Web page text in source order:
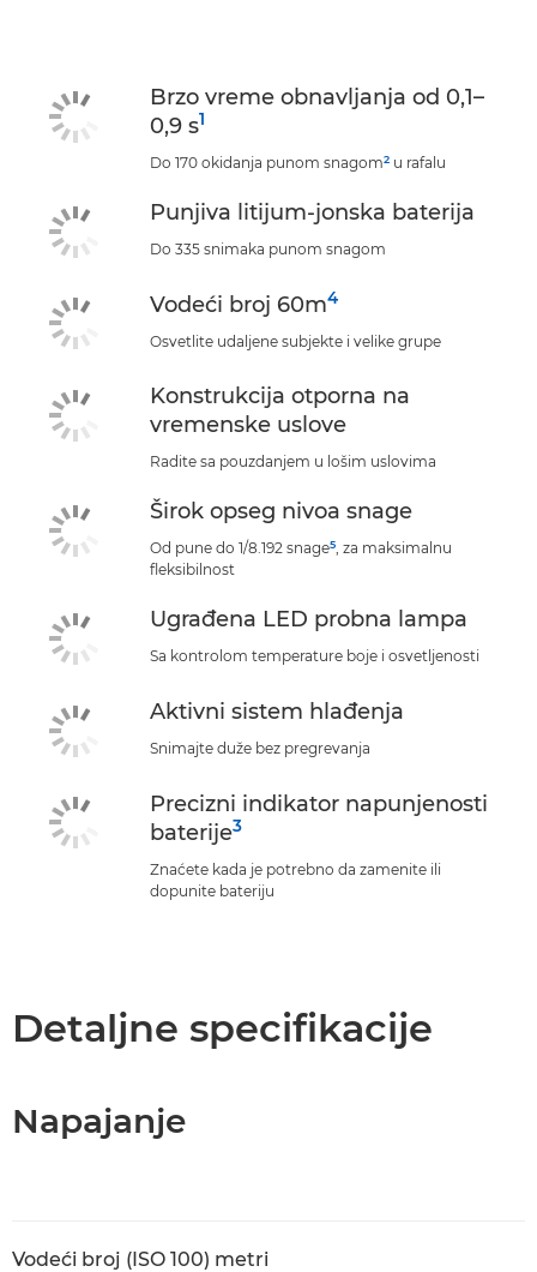
Brzo vreme obnavljanja od 0,1–
0,9 s1
Do 170 okidanja punom snagom2 u rafalu
Punjiva litijum-jonska baterija
Do 335 snimaka punom snagom
Vodeći broj 60m4
Osvetlite udaljene subjekte i velike grupe
Konstrukcija otporna na
vremenske uslove
Radite sa pouzdanjem u lošim uslovima
Širok opseg nivoa snage
Od pune do 1/8.192 snage5, za maksimalnu
fleksibilnost
Ugrađena LED probna lampa
Sa kontrolom temperature boje i osvetljenosti
Aktivni sistem hlađenja
Snimajte duže bez pregrevanja
Precizni indikator napunjenosti
baterije3
Znaćete kada je potrebno da zamenite ili
dopunite bateriju
Detaljne specifikacije
Napajanje
Vodeći broj (ISO 100) metri